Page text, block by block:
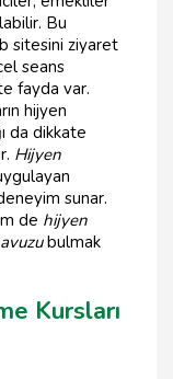
Bu
sitesini ziyaret
seans
fayda var.
hijyen
da dikkate
Hijyen
sunar.
de hijyen
bulmak
Kursları